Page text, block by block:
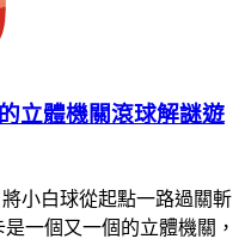
立體機關滾球解謎遊
將小白球從起點一路過關斬
一個又一個的立體機關，